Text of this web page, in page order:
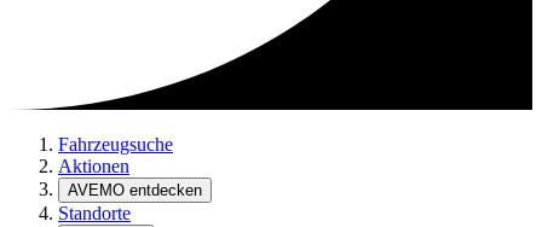
Fahrzeugsuche
Aktionen
AVEMO entdecken
Standorte